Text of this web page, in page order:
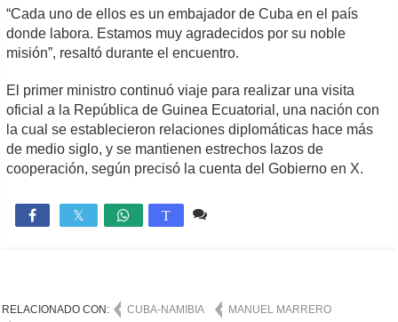
“Cada uno de ellos es un embajador de Cuba en el país
donde labora. Estamos muy agradecidos por su noble
misión”, resaltó durante el encuentro.
El primer ministro continuó viaje para realizar una visita
oficial a la República de Guinea Ecuatorial, una nación con
la cual se establecieron relaciones diplomáticas hace más
de medio siglo, y se mantienen estrechos lazos de
cooperación, según precisó la cuenta del Gobierno en X.
 T
RELACIONADO CON: CUBA-NAMIBIA
MANUEL MARRERO